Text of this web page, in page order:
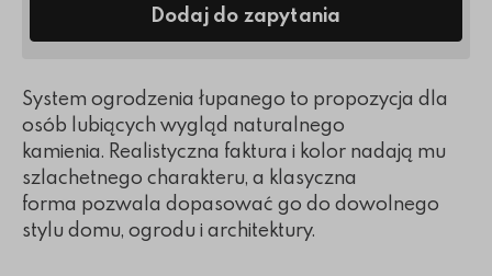
Dodaj do zapytania
System ogrodzenia łupanego to propozycja dla
osób lubiących wygląd naturalnego
kamienia. Realistyczna faktura i kolor nadają mu
szlachetnego charakteru, a klasyczna
forma pozwala dopasować go do dowolnego
stylu domu, ogrodu i architektury.